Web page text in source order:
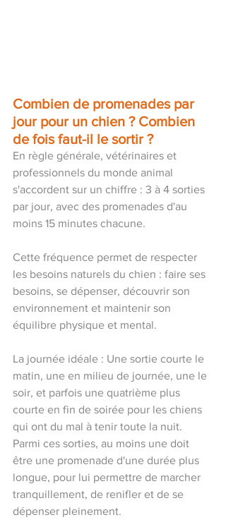
Combien de promenades par
jour pour un chien ? Combien
de fois faut-il le sortir ?
En règle générale, vétérinaires et
professionnels du monde animal
s'accordent sur un chiffre : 3 à 4 sorties
par jour, avec des promenades d'au
moins 15 minutes chacune.
Cette fréquence permet de respecter
les besoins naturels du chien : faire ses
besoins, se dépenser, découvrir son
environnement et maintenir son
équilibre physique et mental.
La journée idéale : Une sortie courte le
matin, une en milieu de journée, une le
soir, et parfois une quatrième plus
courte en fin de soirée pour les chiens
qui ont du mal à tenir toute la nuit.
Parmi ces sorties, au moins une doit
être une promenade d'une durée plus
longue, pour lui permettre de marcher
tranquillement, de renifler et de se
dépenser pleinement.